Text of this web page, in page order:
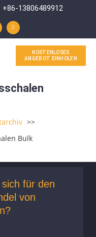
+86-13806489912
i
n
k
e
KOSTENLOSES
ANGEBOT EINHOLEN
Bulk
für den
von